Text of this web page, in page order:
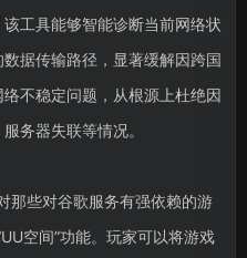
该工具能够智能诊断当前网络状
据传输路径，显著缓解因跨国
不稳定问题，从根源上杜绝因
务器失联等情况。
那些对谷歌服务有强依赖的游
空间”功能。玩家可以将游戏